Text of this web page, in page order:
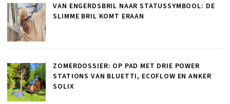
VAN ENGERDSBRIL NAAR STATUSSYMBOOL: DE
SLIMME BRIL KOMT ERAAN
ZOMERDOSSIER: OP PAD MET DRIE POWER
STATIONS VAN BLUETTI, ECOFLOW EN ANKER
SOLIX